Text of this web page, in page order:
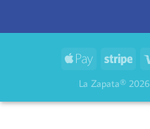
La Zapata® 2026